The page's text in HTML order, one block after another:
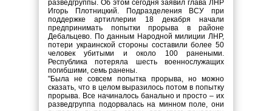
разведгруппы. Об этом сегодня заявил глава ЛНР
Игорь Плотницкий. Подразделения ВСУ при
поддержке артиллерии 18 декабря начали
предпринимать попытки прорыва в районе
Дебальцево. По данным Народной милиции ЛНР,
потери украинской стороны составили более 50
человек убитыми и около 100 ранеными.
Республика потеряла шесть военнослужащих
погибшими, семь ранены.
"Была не совсем попытка прорыва, но можно
сказать, что в целом выразилось потом в попытку
прорыва. Все начиналось банально и просто – их
разведгруппа подорвалась на минном поле, они